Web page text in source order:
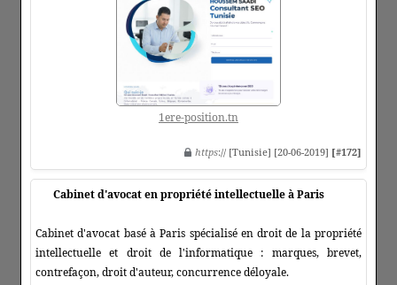
1ere-position.tn
https:// [Tunisie] [20-06-2019] [#172]
Cabinet d'avocat en propriété intellectuelle à Paris
Cabinet d'avocat basé à Paris spécialisé en droit de la propriété
intellectuelle et droit de l'informatique : marques, brevet,
contrefaçon, droit d'auteur, concurrence déloyale.